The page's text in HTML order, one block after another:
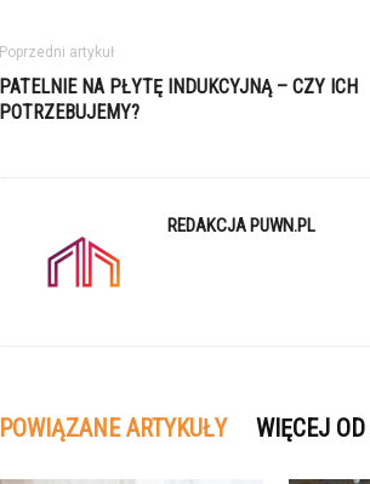
Poprzedni artykuł
PATELNIE NA PŁYTĘ INDUKCYJNĄ – CZY ICH
POTRZEBUJEMY?
REDAKCJA PUWN.PL
POWIĄZANE ARTYKUŁY WIĘCEJ